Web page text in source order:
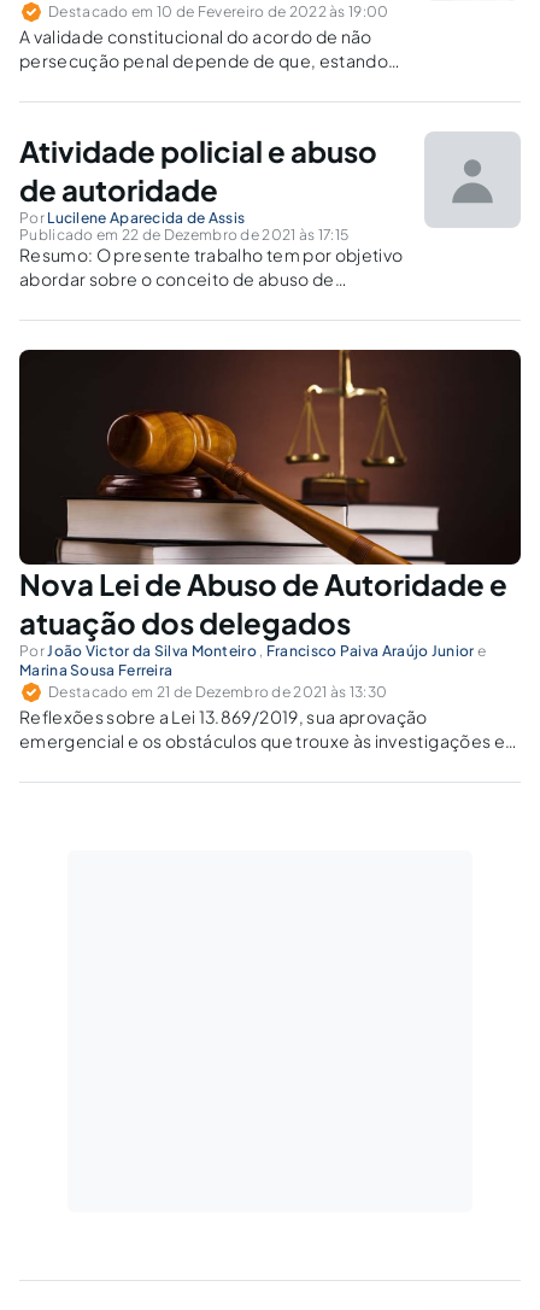
Destacado em 10 de Fevereiro de 2022 às 19:00
A validade constitucional do acordo de não
persecução penal depende de que, estando
seja um direito subjetivo do investigado.
Atividade policial e abuso
de autoridade
Por Lucilene Aparecida de Assis
Publicado em 22 de Dezembro de 2021 às 17:15
Resumo: O presente trabalho tem por objetivo
abordar sobre o conceito de abuso de
militar. Abordando o conceito de abuso de
autoridade e como esse interfere na atuação
Nova Lei de Abuso de Autoridade e
atuação dos delegados
PorJoão Victor da Silva Monteiro , Francisco Paiva Araújo Junior e
Marina Sousa Ferreira
Destacado em 21 de Dezembro de 2021 às 13:30
Reflexões sobre a Lei 13.869/2019, sua aprovação
emergencial e os obstáculos que trouxe às investigações e